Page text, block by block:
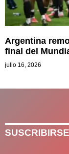
Argentina
final del
julio 16, 2026
SUSCRIBIRSE